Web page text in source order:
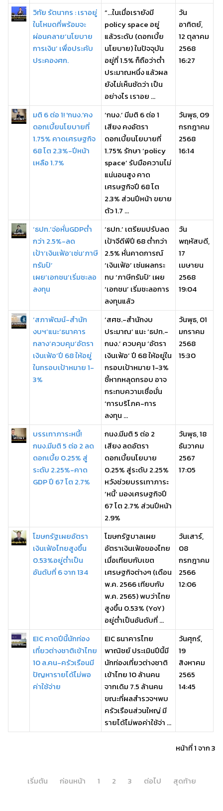
วิทัย รัตนากร : เราอยู่
ในโหมดที่พร้อมจะ
ผ่อนคลาย‘นโยบาย
การเงิน’ เพื่อประคับ
ประคองศก.
“…ในเมื่อเรายังมี
policy space อยู่
แล้วระดับ (ดอกเบี้ย
นโยบาย) ในปัจจุบัน
อยู่ที่ 1.5% ก็ถือว่าต่ำ
ประมาณหนึ่ง แล้วผล
ยังไม่เห็นชัดว่า เป็น
อย่างไร เราอย ...
วัน
อาทิตย์,
12 ตุลาคม
2568
16:27
มติ 6 ต่อ 1! 'กนง.'คง
ดอกเบี้ยนโยบายที่
1.75% คาดเศรษฐกิจ
68 โต 2.3%-ปีหน้า
เหลือ 1.7%
‘กนง.’ มีมติ 6 ต่อ 1
เสียง คงอัตรา
ดอกเบี้ยนโยบายที่
1.75% รักษา ‘policy
space’ รับมือความไม่
แน่นอนสูง คาด
เศรษฐกิจปี 68 โต
2.3% ส่วนปีหน้า ขยาย
ตัว 1.7 ...
วันพุธ, 09
กรกฎาคม
2568
16:14
‘ธปท.’จ่อหั่นGDPต่ำ
กว่า 2.5%-ลด
เป้า‘เงินเฟ้อ’เซ่น‘ภาษี
ทรัมป์’
เผย’เอกชน’เริ่มชะลอ
ลงทุน
‘ธปท.’ เตรียมปรับลด
เป้าจีดีพีปี 68 ต่ำกว่า
2.5% หั่นคาดการณ์
‘เงินเฟ้อ’ เซ่นผลกระ
ทบ ‘ภาษีทรัมป์’ เผย
‘เอกชน’ เริ่มชะลอการ
ลงทุนแล้ว
วัน
พฤหัสบดี,
17
เมษายน
2568
19:04
‘สภาพัฒน์-สำนัก
งบฯ’แนะ‘ธนาคาร
กลาง’ควบคุม‘อัตรา
เงินเฟ้อ’ปี 68 ให้อยู่
ในกรอบเป้าหมาย 1-
3%
‘สศช.-สำนักงบ
ประมาณ’ แนะ ‘ธปท.-
กนง.’ ควบคุม ‘อัตรา
เงินเฟ้อ’ ปี 68 ให้อยู่ใน
กรอบเป้าหมาย 1-3%
ชี้หากหลุดกรอบ อาจ
กระทบความเชื่อมั่น
‘การบริโภค-การ
ลงทุน ...
วันพุธ, 01
มกราคม
2568
15:30
บรรเทาภาระหนี้!
กนง.มีมติ 5 ต่อ 2 ลด
ดอกเบี้ย 0.25% สู่
ระดับ 2.25%-คาด
GDP ปี 67 โต 2.7%
กนง.มีมติ 5 ต่อ 2
เสียง ลดอัตรา
ดอกเบี้ยนโยบาย
0.25% สู่ระดับ 2.25%
หวังช่วยบรรเทาภาระ
‘หนี้’ มองเศรษฐกิจปี
67 โต 2.7% ส่วนปีหน้า
2.9%
วันพุธ, 18
ธันวาคม
2567
17:05
โฆษกรัฐเผยอัตรา
เงินเฟ้อไทยสูงขึ้น
0.53%อยู่ต่ำเป็น
อันดับที่ 6 จาก 134
โฆษกรัฐบาลเผย
อัตราเงินเฟ้อของไทย
เมื่อเทียบกับเขต
เศรษฐกิจต่างๆ (เดือน
พ.ค. 2566 เทียบกับ
พ.ค. 2565) พบว่าไทย
สูงขึ้น 0.53% (YoY)
อยู่ต่ำเป็นอันดับที่ ...
วันเสาร์,
08
กรกฎาคม
2566
12:06
EIC คาดปีนี้นักท่อง
เที่ยวต่างชาติเข้าไทย
10 ล.คน-ครัวเรือนมี
ปัญหารายได้ไม่พอ
ค่าใช้จ่าย
EIC ธนาคารไทย
พาณิชย์ ประเมินปีนี้มี
นักท่องเที่ยวต่างชาติ
เข้าไทย 10 ล้านคน
จากเดิม 7.5 ล้านคน
ขณะที่ผลสำรวจฯพบ
ครัวเรือนส่วนใหญ่ มี
รายได้ไม่พอค่าใช้จ่า ...
วันศุกร์,
19
สิงหาคม
2565
14:45
หน้าที่ 1 จาก 3
เริ่มต้น ก่อนหน้า 1 2 3 ต่อไป สุดท้าย